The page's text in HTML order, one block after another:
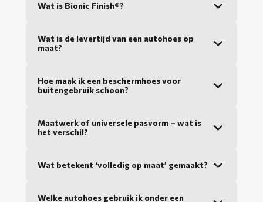
Wat is Bionic Finish®?
Wat is de levertijd van een autohoes op
maat?
Hoe maak ik een beschermhoes voor
buitengebruik schoon?
Maatwerk of universele pasvorm – wat is
het verschil?
Wat betekent ‘volledig op maat’ gemaakt?
Welke autohoes gebruik ik onder een